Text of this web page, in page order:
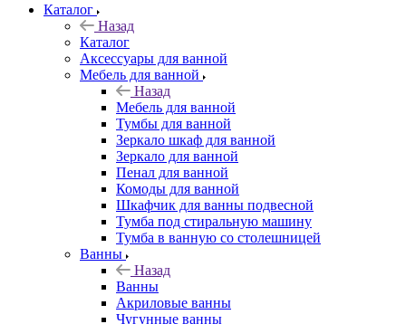
Каталог
Назад
Каталог
Аксессуары для ванной
Мебель для ванной
Назад
Мебель для ванной
Тумбы для ванной
Зеркало шкаф для ванной
Зеркало для ванной
Пенал для ванной
Комоды для ванной
Шкафчик для ванны подвесной
Тумба под стиральную машину
Тумба в ванную со столешницей
Ванны
Назад
Ванны
Акриловые ванны
Чугунные ванны